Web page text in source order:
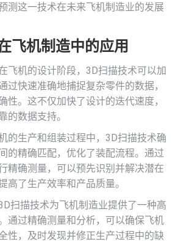
测这一技术在未来飞机制造业的发展
飞机制造中的应用
飞机的设计阶段，3D扫描技术可以加
过快速准确地捕捉复杂零件的数据，
性。这不仅加快了设计的迭代速度，
的数据支持。
的生产和组装过程中，3D扫描技术确
的精确匹配，优化了装配流程。通过
精确测量，可以预先识别并解决潜在
高了生产效率和产品质量。
扫描技术为飞机制造业提供了一种高
通过精确测量和分析，可以确保飞机
性，及时发现并修正生产过程中的缺